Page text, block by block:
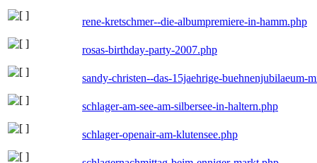
rene-kretschmer--die-albumpremiere-in-hamm.php
rosas-birthday-party-2007.php
sandy-christen--das-15jaehrige-buehnenjubilaeum-
schlager-am-see-am-silbersee-in-haltern.php
schlager-openair-am-klutensee.php